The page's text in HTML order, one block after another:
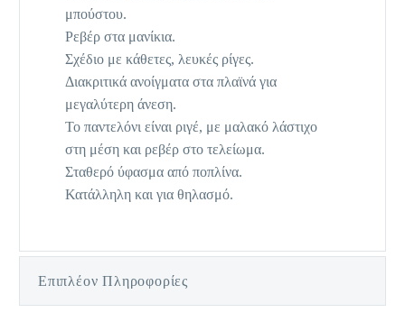
μπούστου.
Ρεβέρ στα μανίκια.
Σχέδιο με κάθετες, λευκές ρίγες.
Διακριτικά ανοίγματα στα πλαϊνά για
μεγαλύτερη άνεση.
Το παντελόνι είναι ριγέ, με μαλακό λάστιχο
στη μέση και ρεβέρ στο τελείωμα.
Σταθερό ύφασμα από ποπλίνα.
Κατάλληλη και για θηλασμό.
Επιπλέον Πληροφορίες